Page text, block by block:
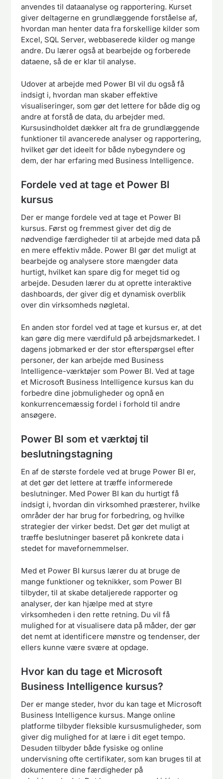
anvendes til dataanalyse og rapportering. Kurset
giver deltagerne en grundlæggende forståelse af,
hvordan man henter data fra forskellige kilder som
Excel, SQL Server, webbaserede kilder og mange
andre. Du lærer også at bearbejde og forberede
dataene, så de er klar til analyse.
Udover at arbejde med Power BI vil du også få
indsigt i, hvordan man skaber effektive
visualiseringer, som gør det lettere for både dig og
andre at forstå de data, du arbejder med.
Kursusindholdet dækker alt fra de grundlæggende
funktioner til avancerede analyser og rapportering,
hvilket gør det ideelt for både nybegyndere og
dem, der har erfaring med Business Intelligence.
Fordele ved at tage et Power BI
kursus
Der er mange fordele ved at tage et Power BI
kursus. Først og fremmest giver det dig de
nødvendige færdigheder til at arbejde med data på
en mere effektiv måde. Power BI gør det muligt at
bearbejde og analysere store mængder data
hurtigt, hvilket kan spare dig for meget tid og
arbejde. Desuden lærer du at oprette interaktive
dashboards, der giver dig et dynamisk overblik
over din virksomheds nøgletal.
En anden stor fordel ved at tage et kursus er, at det
kan gøre dig mere værdifuld på arbejdsmarkedet. I
dagens jobmarked er der stor efterspørgsel efter
personer, der kan arbejde med Business
Intelligence-værktøjer som Power BI. Ved at tage
et Microsoft Business Intelligence kursus kan du
forbedre dine jobmuligheder og opnå en
konkurrencemæssig fordel i forhold til andre
ansøgere.
Power BI som et værktøj til
beslutningstagning
En af de største fordele ved at bruge Power BI er,
at det gør det lettere at træffe informerede
beslutninger. Med Power BI kan du hurtigt få
indsigt i, hvordan din virksomhed præsterer, hvilke
områder der har brug for forbedring, og hvilke
strategier der virker bedst. Det gør det muligt at
træffe beslutninger baseret på konkrete data i
stedet for mavefornemmelser.
Med et Power BI kursus lærer du at bruge de
mange funktioner og teknikker, som Power BI
tilbyder, til at skabe detaljerede rapporter og
analyser, der kan hjælpe med at styre
virksomheden i den rette retning. Du vil få
mulighed for at visualisere data på måder, der gør
det nemt at identificere mønstre og tendenser, der
ellers kunne være svære at opdage.
Hvor kan du tage et Microsoft
Business Intelligence kursus?
Der er mange steder, hvor du kan tage et Microsoft
Business Intelligence kursus. Mange online
platforme tilbyder fleksible kursusmuligheder, som
giver dig mulighed for at lære i dit eget tempo.
Desuden tilbyder både fysiske og online
undervisning ofte certifikater, som kan bruges til at
dokumentere dine færdigheder på